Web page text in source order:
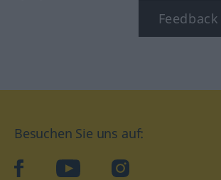
Besuchen Sie uns auf:
facebookYouTube Instagram